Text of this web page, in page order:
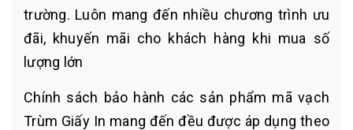
trường. Luôn mang đến nhiều chương trình ưu
đãi, khuyến mãi cho khách hàng khi mua số
lượng lớn
Chính sách bảo hành các sản phẩm mã vạch
Trùm Giấy In mang đến đều được áp dụng theo